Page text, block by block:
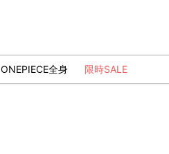
ONEPIECE全身 限時SALE